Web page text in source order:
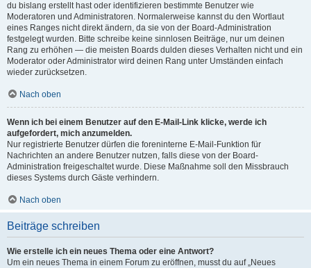
du bislang erstellt hast oder identifizieren bestimmte Benutzer wie
Moderatoren und Administratoren. Normalerweise kannst du den Wortlaut
eines Ranges nicht direkt ändern, da sie von der Board-Administration
festgelegt wurden. Bitte schreibe keine sinnlosen Beiträge, nur um deinen
Rang zu erhöhen — die meisten Boards dulden dieses Verhalten nicht und ein
Moderator oder Administrator wird deinen Rang unter Umständen einfach
wieder zurücksetzen.
Nach oben
Wenn ich bei einem Benutzer auf den E-Mail-Link klicke, werde ich
aufgefordert, mich anzumelden.
Nur registrierte Benutzer dürfen die foreninterne E-Mail-Funktion für
Nachrichten an andere Benutzer nutzen, falls diese von der Board-
Administration freigeschaltet wurde. Diese Maßnahme soll den Missbrauch
dieses Systems durch Gäste verhindern.
Nach oben
Beiträge schreiben
Wie erstelle ich ein neues Thema oder eine Antwort?
Um ein neues Thema in einem Forum zu eröffnen, musst du auf „Neues